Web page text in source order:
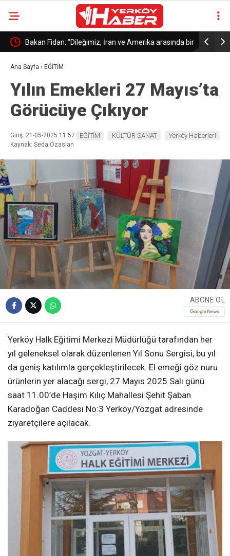
Bakan Fidan: “Dileğimiz, İran ve Amerika arasında bir
anlaşmaya tekrar dönülmesi”
Yayman:
Ana Sayfa › EĞİTİM
Yılın Emekleri 27 Mayıs’ta
Görücüye Çıkıyor
Giriş: 21-05-2025 11:57
Kaynak: Seda Özaslan
EĞİTİM KÜLTÜR SANAT Yerköy Haberleri
ABONE OL
Yerköy Halk Eğitimi Merkezi Müdürlüğü tarafından her
yıl geleneksel olarak düzenlenen Yıl Sonu Sergisi, bu yıl
da geniş katılımla gerçekleştirilecek. El emeği göz nuru
ürünlerin yer alacağı sergi, 27 Mayıs 2025 Salı günü
saat 11.00’de Haşim Kılıç Mahallesi Şehit Şaban
Karadoğan Caddesi No:3 Yerköy/Yozgat adresinde
ziyaretçilere açılacak.